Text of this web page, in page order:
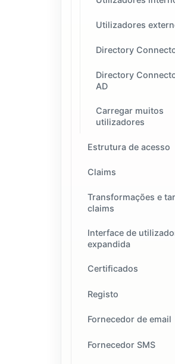
Utilizadores
Directory
Directory
AD
Carregar muitos
utilizadores
Estrutura de acesso
Claims
Transformações e
claims
Interface de
expandida
Certificados
Registo
Fornecedor de email
Fornecedor SMS